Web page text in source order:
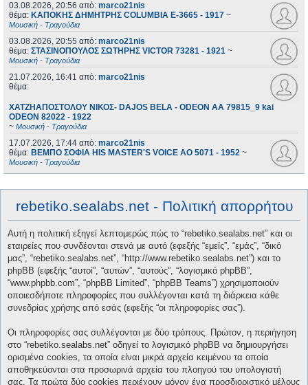
03.08.2026, 20:56 από: marco21nis
θέμα: ΚΑΠΟΚΗΣ ΔΗΜΗΤΡΗΣ COLUMBIA E-3665 - 1917 ~
Μουσική - Τραγούδια
03.08.2026, 20:55 από: marco21nis
θέμα: ΣΤΑΣΙΝΟΠΟΥΛΟΣ ΣΩΤΗΡΗΣ VICTOR 73281 - 1921 ~
Μουσική - Τραγούδια
21.07.2026, 16:41 από: marco21nis
θέμα:
ΧΑΤΖΗΑΠΟΣΤΟΛΟΥ ΝΙΚΟΣ- DAJOS BELA - ODEON AA 79815_9 kai
ODEON 82022 - 1922
~ Μουσική - Τραγούδια
17.07.2026, 17:44 από: marco21nis
θέμα: ΒΕΜΠΟ ΣΟΦΙΑ HIS MASTER'S VOICE AO 5071 - 1952 ~
Μουσική - Τραγούδια
rebetiko.sealabs.net - Πολιτική απορρήτου
Αυτή η πολιτική εξηγεί λεπτομερώς πώς το “rebetiko.sealabs.net” και οι
εταιρείες που συνδέονται στενά με αυτό (εφεξής “εμείς”, “εμάς”, “δικό
μας”, “rebetiko.sealabs.net”, “http://www.rebetiko.sealabs.net”) και το
phpBB (εφεξής “αυτοί”, “αυτών”, “αυτούς”, “λογισμικό phpBB”,
“www.phpbb.com”, “phpBB Limited”, “phpBB Teams”) χρησιμοποιούν
οποιεσδήποτε πληροφορίες που συλλέγονται κατά τη διάρκεια κάθε
συνεδρίας χρήσης από εσάς (εφεξής “οι πληροφορίες σας”).
Οι πληροφορίες σας συλλέγονται με δύο τρόπους. Πρώτον, η περιήγηση
στο “rebetiko.sealabs.net” οδηγεί το λογισμικό phpBB να δημιουργήσει
ορισμένα cookies, τα οποία είναι μικρά αρχεία κειμένου τα οποία
αποθηκεύονται στα προσωρινά αρχεία του πλοηγού του υπολογιστή
σας. Τα πρώτα δύο cookies περιέχουν μόνον ένα προσδιοριστικό μέλους